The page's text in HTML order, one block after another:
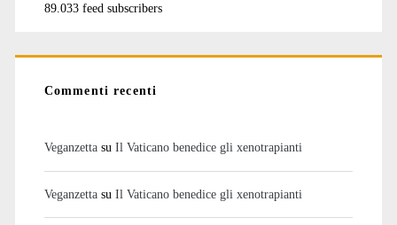
89.033 feed subscribers
Commenti recenti
Veganzettasu Il Vaticano benedice gli xenotrapianti
Veganzettasu Il Vaticano benedice gli xenotrapianti